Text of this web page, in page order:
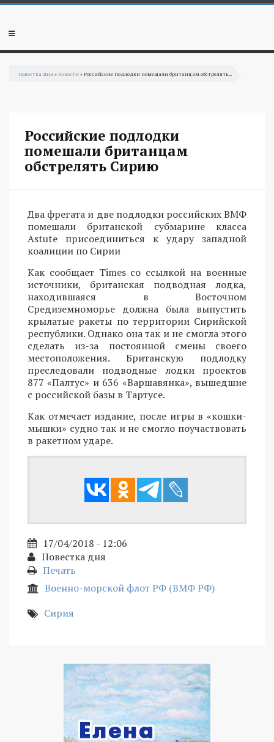
Перейти к основному содержанию
Мобильное
Повестка Дня »Новости » Российские подлодки помешали британцам обстрелять...
Российские подлодки
помешали британцам
обстрелять Сирию
Два фрегата и две подлодки российских ВМФ
помешали британской субмарине класса
Astute присоединиться к удару западной
коалиции по Сирии
Как сообщает Times со ссылкой на военные
источники, британская подводная лодка,
находившаяся в Восточном
Средиземноморье должна была выпустить
крылатые ракеты по территории Сирийской
республики. Однако она так и не смогла этого
сделать из-за постоянной смены своего
местоположения. Британскую подлодку
преследовали подводные лодки проектов
877 «Палтус» и 636 «Варшавянка», вышедшие
с российской базы в Тартусе.
Как отмечает издание, после игры в «кошки-
мышки» судно так и не смогло поучаствовать
в ракетном ударе.
17/04/2018 - 12:06
Повестка дня
Печать
Военно-морской флот РФ (ВМФ РФ)
Сирия